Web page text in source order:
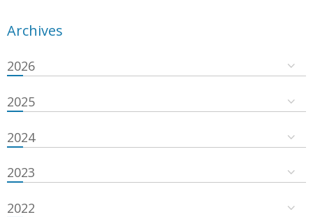
Archives
2026
2025
2024
2023
2022